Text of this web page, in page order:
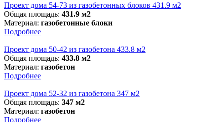
Проект дома 54-73 из газобетонных блоков 431.9 м2
Общая площадь: 431.9 м2
Материал: газобетонные блоки
Подробнее
Проект дома 50-42 из газобетона 433.8 м2
Общая площадь: 433.8 м2
Материал: газобетон
Подробнее
Проект дома 52-32 из газобетона 347 м2
Общая площадь: 347 м2
Материал: газобетон
Подробнее